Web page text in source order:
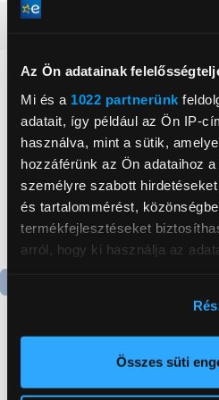
Az Ön adatainak
Mi és a 1022 partnerünk
adatait, így például az Ön IP-
használva, mint a sütik,
hozzáférünk az Ön adataihoz
személyre szabott
és tartalommérést,
termékfejlesztéseket
arról, hogy ki használja az
elhelyezkedéséről pár
Az Ön készülékén
Összes süti
Neked
Gorenje NRS8182KX Side
by side hűtőszekrény